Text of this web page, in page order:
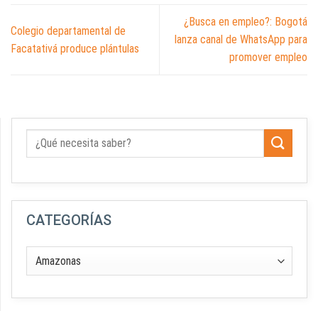
Colegio departamental de
Facatativá produce plántulas
¿Busca en empleo?: Bogotá
lanza canal de WhatsApp para
promover empleo
CATEGORÍAS